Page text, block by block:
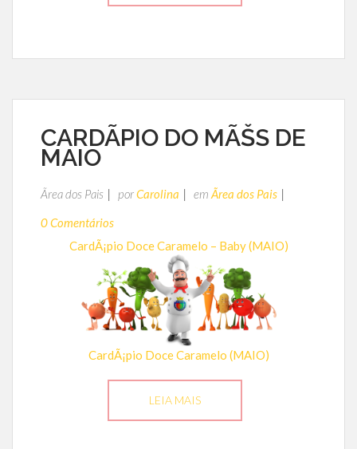
CARDÃPIO DO MÃŠS DE
MAIO
Ãrea dos Pais porCarolina em Ãrea dos Pais
0 Comentários
CardÃ¡pio Doce Caramelo – Baby (MAIO)
CardÃ¡pio Doce Caramelo (MAIO)
LEIA MAIS